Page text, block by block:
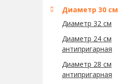
Диаметр 30 см
Диаметр 32 см
Диаметр 24 см
антипригарная
Диаметр 28 см
антипригарная